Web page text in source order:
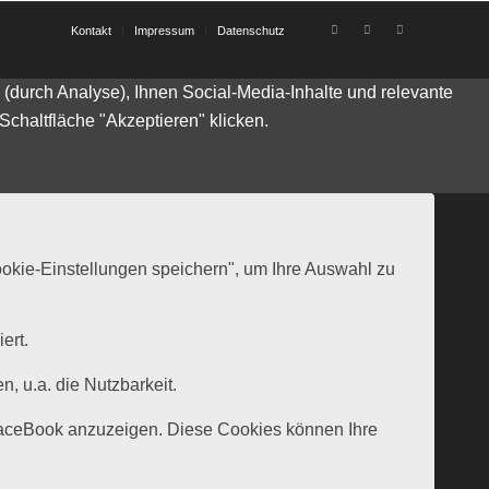
Kontakt Impressum Datenschutz
Analyse), Ihnen Social-Media-Inhalte und relevante
"Akzeptieren" klicken.
Einstellungen speichern", um Ihre Auswahl zu
u.a. die Nutzbarkeit.
anzuzeigen. Diese Cookies können Ihre